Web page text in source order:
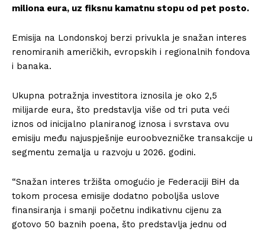
miliona eura, uz fiksnu kamatnu stopu od pet posto.
Emisija na Londonskoj berzi privukla je snažan interes
renomiranih američkih, evropskih i regionalnih fondova
i banaka.
Ukupna potražnja investitora iznosila je oko 2,5
milijarde eura, što predstavlja više od tri puta veći
iznos od inicijalno planiranog iznosa i svrstava ovu
emisiju među najuspješnije euroobvezničke transakcije u
segmentu zemalja u razvoju u 2026. godini.
“Snažan interes tržišta omogućio je Federaciji BiH da
tokom procesa emisije dodatno poboljša uslove
finansiranja i smanji početnu indikativnu cijenu za
gotovo 50 baznih poena, što predstavlja jednu od